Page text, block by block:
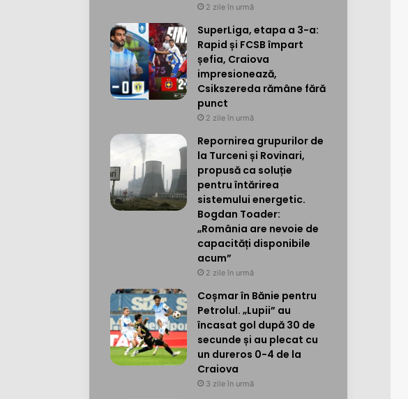
2 zile în urmă
SuperLiga, etapa a 3-a:
Rapid și FCSB împart
șefia, Craiova
impresionează,
Csikszereda rămâne fără
punct
2 zile în urmă
Repornirea grupurilor de
la Turceni și Rovinari,
propusă ca soluție
pentru întărirea
sistemului energetic.
Bogdan Toader:
„România are nevoie de
capacități disponibile
acum”
2 zile în urmă
Coșmar în Bănie pentru
Petrolul. „Lupii” au
încasat gol după 30 de
secunde și au plecat cu
un dureros 0-4 de la
Craiova
3 zile în urmă